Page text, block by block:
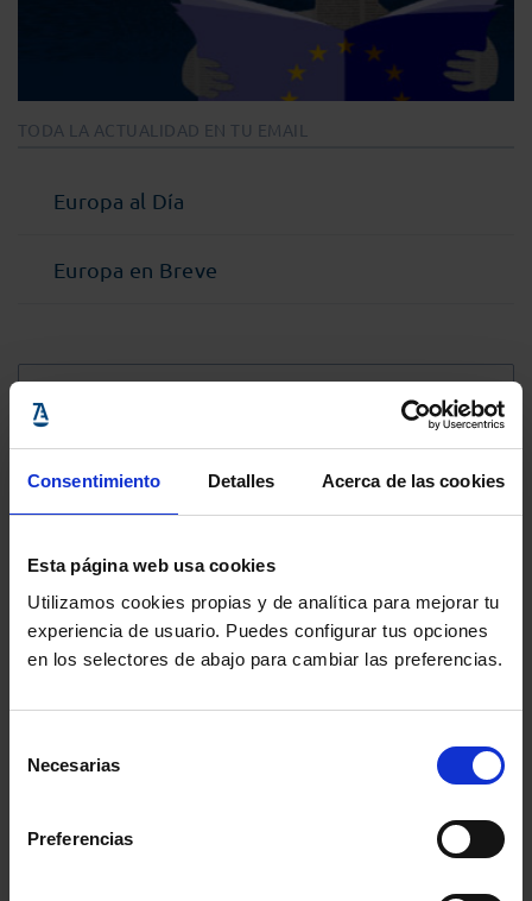
Consentimiento Detalles Acerca de las cookies
Esta página web usa cookies
Utilizamos cookies propias y de analítica para mejorar tu
experiencia de usuario. Puedes configurar tus opciones
en los selectores de abajo para cambiar las preferencias.
Necesarias
Preferencias
TODA LA ACTUALIDAD EN TU EMAIL
Europa al Día
Europa en Breve